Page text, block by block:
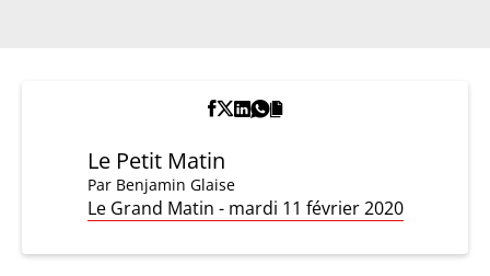
Le Petit Matin
Par Benjamin Glaise
Le Grand Matin - mardi 11 février 2020